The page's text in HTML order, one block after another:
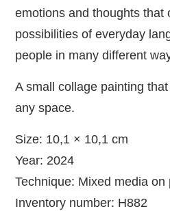
emotions and thoughts that
possibilities of everyday
people in many different
A small collage painting
any space.
Size: 10,1 × 10,1 cm
Year: 2024
Technique: Mixed media on
Inventory number: H882